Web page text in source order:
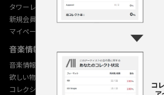
タワーレコード オンライン
新規会員登録
マイページ
音楽情報データベース
音楽情報データベース
欲しい物リストの使い方
コレクション機能の使い方